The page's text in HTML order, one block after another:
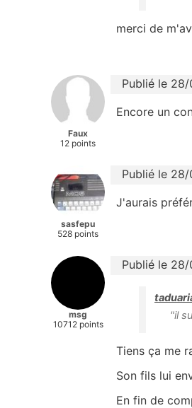
merci de
Faux
12 points
Publié le
Encore un
sasfepu
528 points
Publié le 28/
J'aurais
msg
10712 points
Publié le 28/
"il
Tiens ça me
Son fils lui
En fin de